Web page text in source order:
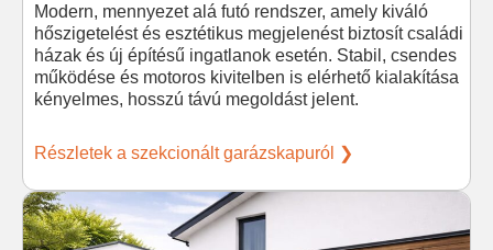
Modern, mennyezet alá futó rendszer, amely kiváló
hőszigetelést és esztétikus megjelenést biztosít családi
házak és új építésű ingatlanok esetén. Stabil, csendes
működése és motoros kivitelben is elérhető kialakítása
kényelmes, hosszú távú megoldást jelent.
Részletek a szekcionált garázskapuról ❯